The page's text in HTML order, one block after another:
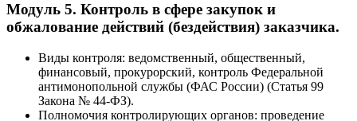
Модуль 5. Контроль в сфере закупок и
обжалование действий (бездействия) заказчика.
Виды контроля: ведомственный, общественный,
финансовый, прокурорский, контроль Федеральной
антимонопольной службы (ФАС России) (Статья 99
Закона № 44-ФЗ).
Полномочия контролирующих органов: проведение